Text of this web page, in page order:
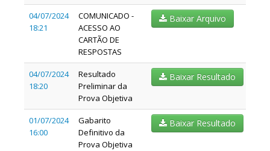
04/07/2024
18:21
COMUNICADO -
ACESSO AO
CARTÃO DE
RESPOSTAS
Baixar Arquivo
04/07/2024
18:20
Resultado
Preliminar da
Prova Objetiva
Baixar Resultado
01/07/2024
16:00
Gabarito
Definitivo da
Prova Objetiva
Baixar Resultado